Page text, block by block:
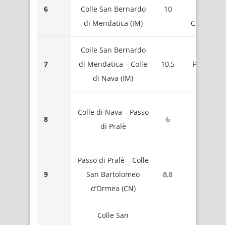
6
Colle San Bernardo
di Mendatica (IM)
10
7
Colle San Bernardo
di Mendatica – Colle
di Nava (IM)
10,5
Poggio
8
Colle di Nava – Passo
di Pralè
6
9
Passo di Pralè – Colle
San Bartolomeo
d’Ormea (CN)
8,8
Colle San